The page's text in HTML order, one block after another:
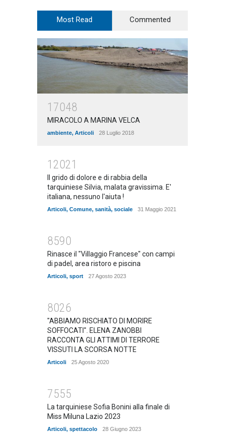
Most Read Commented
17048
MIRACOLO A MARINA VELCA
ambiente, Articoli 28 Luglio 2018
12021
Il grido di dolore e di rabbia della
tarquiniese Silvia, malata gravissima. E'
italiana, nessuno l'aiuta !
Articoli, Comune, sanità, sociale 31 Maggio 2021
8590
Rinasce il "Villaggio Francese" con campi
di padel, area ristoro e piscina
Articoli, sport 27 Agosto 2023
8026
"ABBIAMO RISCHIATO DI MORIRE
SOFFOCATI". ELENA ZANOBBI
RACCONTA GLI ATTIMI DI TERRORE
VISSUTI LA SCORSA NOTTE
Articoli 25 Agosto 2020
7555
La tarquiniese Sofia Bonini alla finale di
Miss Miluna Lazio 2023
Articoli, spettacolo 28 Giugno 2023